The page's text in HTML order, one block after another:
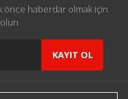
önce haberdar olmak için
KAYIT OL